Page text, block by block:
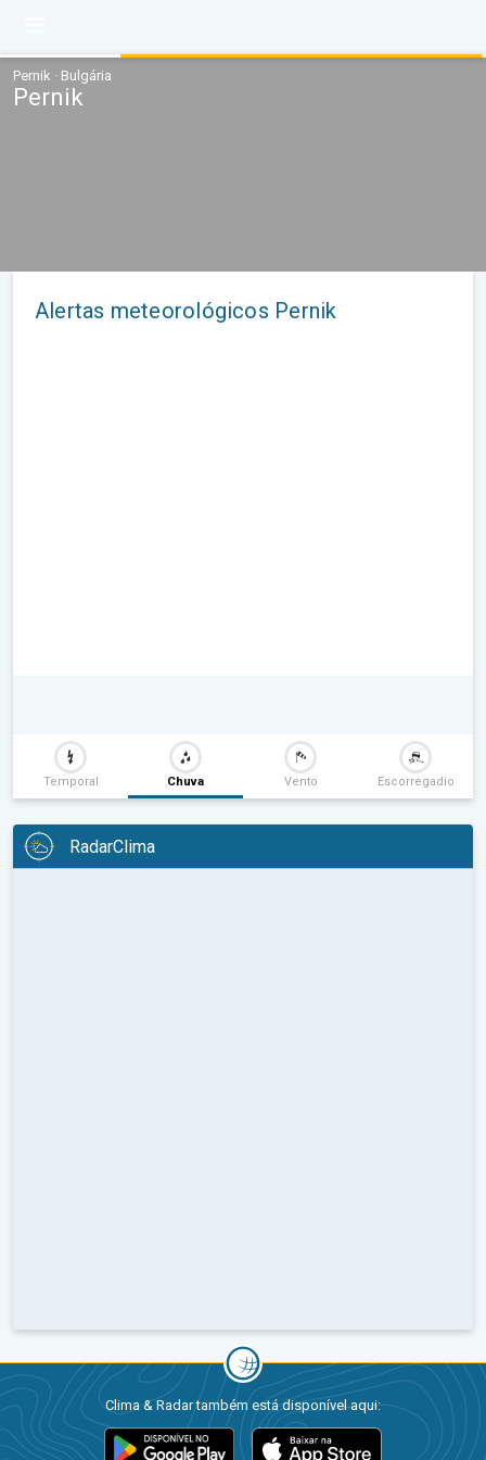
Pernik · Bulgária
Pernik
Alertas meteorológicos Pernik
Temporal Chuva Vento Escorregadio
RadarClima
Clima & Radar também está disponível aqui: